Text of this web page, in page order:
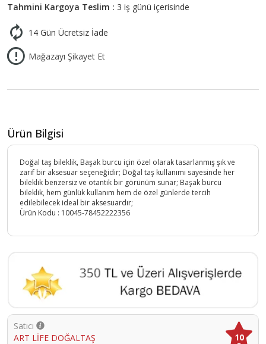
Tahmini Kargoya Teslim : 3 iş günü içerisinde
14 Gün Ücretsiz İade
Mağazayı Şikayet Et
Ürün Bilgisi
Doğal taş bileklik, Başak burcu için özel olarak tasarlanmış şık ve
zarif bir aksesuar seçeneğidir; Doğal taş kullanımı sayesinde her
bileklik benzersiz ve otantik bir görünüm sunar; Başak burcu
bileklik, hem günlük kullanım hem de özel günlerde tercih
edilebilecek ideal bir aksesuardır;
Ürün Kodu : 10045-78452222356
Satıcı
ART LİFE DOĞALTAŞ
10